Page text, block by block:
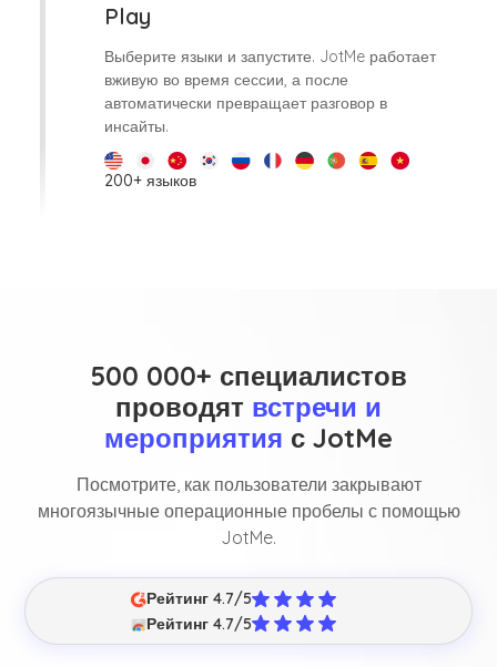
Play
Выберите языки и запустите. JotMe работает
вживую во время сессии, а после
автоматически превращает разговор в
инсайты.
200+ языков
500 000+ специалистов
проводят встречи и
мероприятия с JotMe
Посмотрите, как пользователи закрывают
многоязычные операционные пробелы с помощью
JotMe.
Рейтинг 4.7/5
Рейтинг 4.7/5